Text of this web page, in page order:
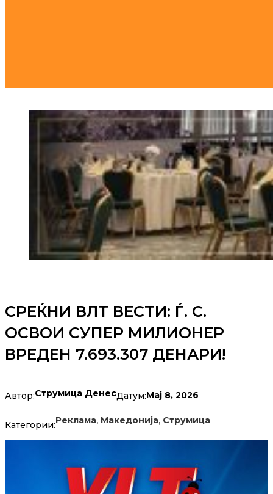
СРЕЌНИ ВЛТ ВЕСТИ: Ѓ. С.
ОСВОИ СУПЕР МИЛИОНЕР
ВРЕДЕН 7.693.307 ДЕНАРИ!
Автор:Струмица ДенесДатум:Мај 8, 2026
Категории:Реклама, Македонија, Струмица